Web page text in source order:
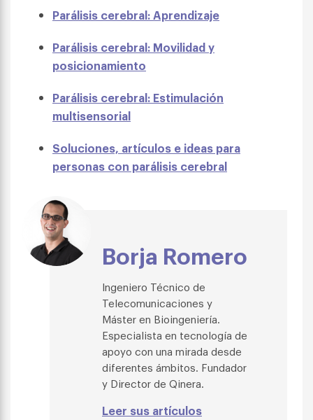
Parálisis cerebral: Aprendizaje
Parálisis cerebral: Movilidad y
posicionamiento
Parálisis cerebral: Estimulación
multisensorial
Soluciones, artículos e ideas para
personas con parálisis cerebral
Borja Romero
Ingeniero Técnico de
Telecomunicaciones y
Máster en Bioingeniería.
Especialista en tecnología de
apoyo con una mirada desde
diferentes ámbitos. Fundador
y Director de Qinera.
Leer sus artículos